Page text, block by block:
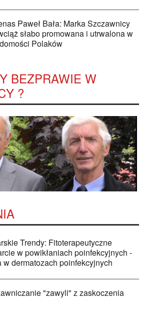
Paweł Bała: Marka Szczawnicy
słabo promowana i utrwalona w
Polaków
BEZPRAWIE W
?
Trendy: Fitoterapeutyczne
w powikłaniach poinfekcyjnych -
w dermatozach poinfekcyjnych
"zawyli" z zaskoczenia